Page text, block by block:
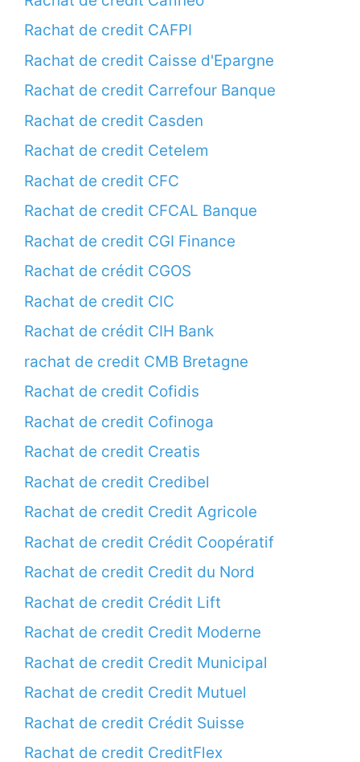
Rachat de credit CAFPI
Rachat de credit Caisse d'Epargne
Rachat de credit Carrefour Banque
Rachat de credit Casden
Rachat de credit Cetelem
Rachat de credit CFC
Rachat de credit CFCAL Banque
Rachat de credit CGI Finance
Rachat de crédit CGOS
Rachat de credit CIC
Rachat de crédit CIH Bank
rachat de credit CMB Bretagne
Rachat de credit Cofidis
Rachat de credit Cofinoga
Rachat de credit Creatis
Rachat de credit Credibel
Rachat de credit Credit Agricole
Rachat de credit Crédit Coopératif
Rachat de credit Credit du Nord
Rachat de credit Crédit Lift
Rachat de credit Credit Moderne
Rachat de credit Credit Municipal
Rachat de credit Credit Mutuel
Rachat de credit Crédit Suisse
Rachat de credit CreditFlex